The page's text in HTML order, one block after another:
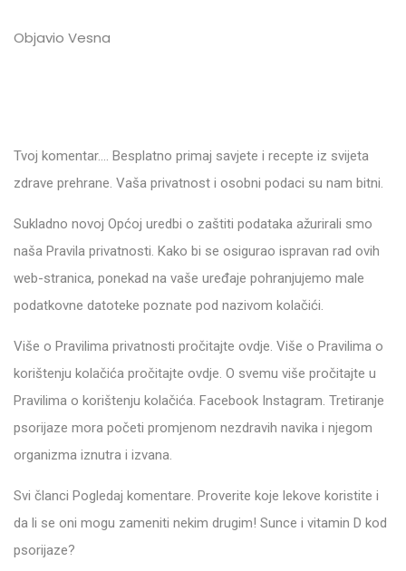
Objavio Vesna
Tvoj komentar…. Besplatno primaj savjete i recepte iz svijeta
zdrave prehrane. Vaša privatnost i osobni podaci su nam bitni.
Sukladno novoj Općoj uredbi o zaštiti podataka ažurirali smo
naša Pravila privatnosti. Kako bi se osigurao ispravan rad ovih
web-stranica, ponekad na vaše uređaje pohranjujemo male
podatkovne datoteke poznate pod nazivom kolačići.
Više o Pravilima privatnosti pročitajte ovdje. Više o Pravilima o
korištenju kolačića pročitajte ovdje. O svemu više pročitajte u
Pravilima o korištenju kolačića. Facebook Instagram. Tretiranje
psorijaze mora početi promjenom nezdravih navika i njegom
organizma iznutra i izvana.
Svi članci Pogledaj komentare. Proverite koje lekove koristite i
da li se oni mogu zameniti nekim drugim! Sunce i vitamin D kod
psorijaze?